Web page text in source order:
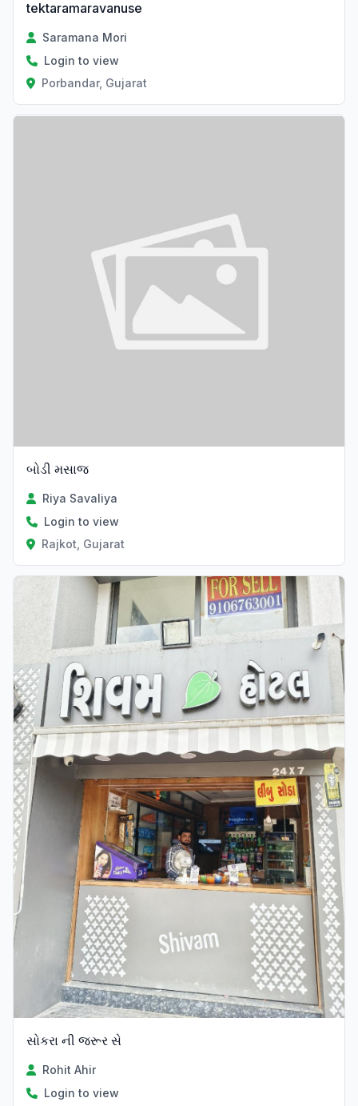
tektaramaravanuse
Saramana Mori
Login to view
Porbandar, Gujarat
બોડી મસાજ
Riya Savaliya
Login to view
Rajkot, Gujarat
સોકરા ની જરૂર સે
Rohit Ahir
Login to view